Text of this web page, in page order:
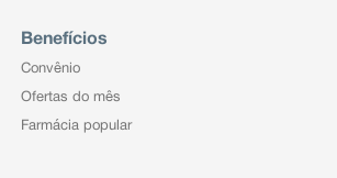
Benefícios
Convênio
Ofertas do mês
Farmácia popular